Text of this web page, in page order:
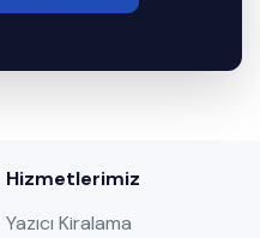
Hizmetlerimiz
Yazıcı Kiralama